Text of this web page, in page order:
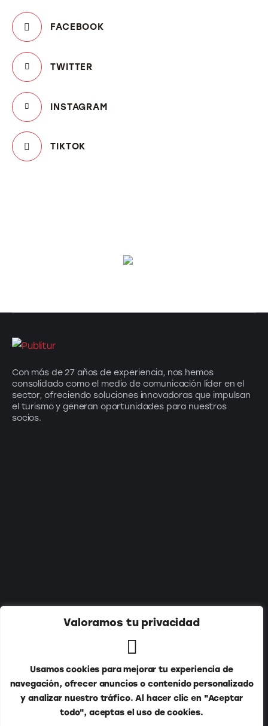
Valoramos tu privacidad
Usamos cookies para mejorar tu experiencia de
navegación, ofrecer anuncios o contenido personalizado
y analizar nuestro tráfico. Al hacer clic en "Aceptar
todo", aceptas el uso de cookies.
FACEBOOK
TWITTER
INSTAGRAM
TIKTOK
Con más de 27 años de experiencia, nos hemos
consolidado como el medio de comunicación líder en el
sector, ofreciendo soluciones innovadoras que impulsan
el turismo y generan oportunidades para nuestros
socios.